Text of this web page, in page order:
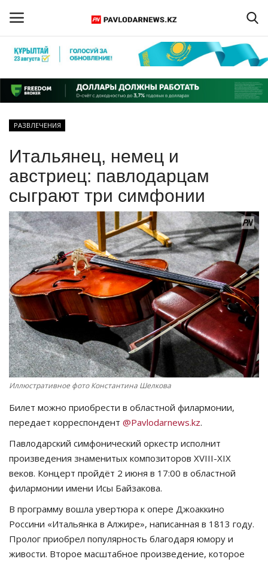
Регистрация
Главная
ПАВЛОДАРСКАЯ ОБЛАСТЬ
КАЗАХСТАН
МИР
СПЕЦПРОЕКТЫ
СПОРТ
Чек-лист
РАЗВЛЕЧЕНИЯ
OFFICIAL
Курултай
Язык
Қазақша Русский
РАЗВЛЕЧЕНИЯ
Итальянец, немец и
австриец: павлодарцам
сыграют три симфонии
Иллюстративное фото Константина Шелкова
Билет можно приобрести в областной филармонии,
передает корреспондент @Pavlodarnews.kz.
Павлодарский симфонический оркестр исполнит
произведения знаменитых композиторов XVIII-XIX
веков. Концерт пройдёт 2 июня в 17:00 в областной
филармонии имени Исы Байзакова.
В программу вошла увертюра к опере Джоаккино
Россини «Итальянка в Алжире», написанная в 1813 году.
Пролог приобрел популярность благодаря юмору и
живости. Второе масштабное произведение, которое